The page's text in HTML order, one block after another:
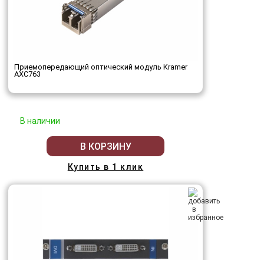
Приемопередающий оптический модуль Kramer
AXC763
В наличии
В КОРЗИНУ
Купить в 1 клик